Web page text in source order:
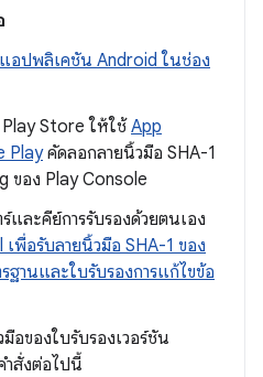
อปพลิเคชัน Android ในช่อง
Store ให้ใช้App
Playคัดลอกลายนิ้วมือ SHA-1
ของ Play Console
และคีย์การรับรองด้วยตนเอง
พื่อรับลายนิ้วมือ SHA-1 ของ
ฐานและใบรับรองการแก้ไขข้อ
อของใบรับรองเวอร์ชัน
ำสั่งต่อไปนี้